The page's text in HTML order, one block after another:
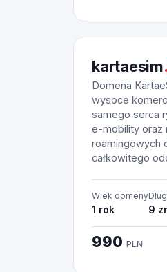
kartaesim
Domena
wysoce
samego serca
e-mobility oraz
roamingowych
całkowitego
Wiek domeny
1 rok 9
990 PLN